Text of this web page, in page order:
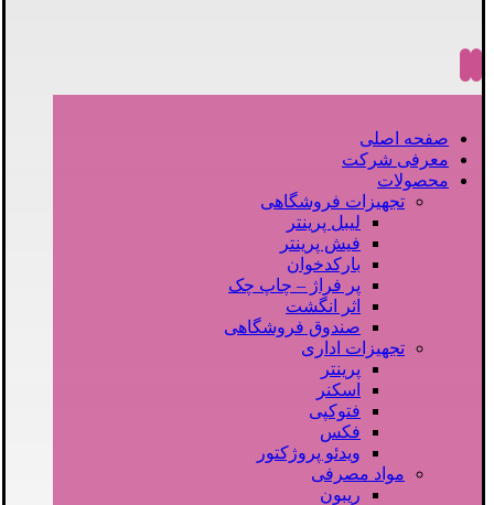
صفحه اصلی
معرفی شرکت
محصولات
تجهیزات فروشگاهی
لیبل پرینتر
فیش پرینتر
بارکدخوان
پر فراژ – چاپ چک
اثر انگشت
صندوق فروشگاهی
تجهیزات اداری
پرینتر
اسکنر
فتوکپی
فکس
ویدئو پروژکتور
مواد مصرفی
ریبون